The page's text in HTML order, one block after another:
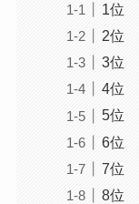
1位
2位
3位
4位
5位
6位
7位
8位